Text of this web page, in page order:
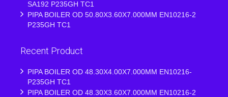
SA192 P235GH TC1
PIPA BOILER OD 50.80X3.60X7.000MM EN10216-2
P235GH TC1
Recent Product
PIPA BOILER OD 48.30X4.00X7.000MM EN10216-
P235GH TC1
PIPA BOILER OD 48.30X3.60X7.000MM EN10216-2